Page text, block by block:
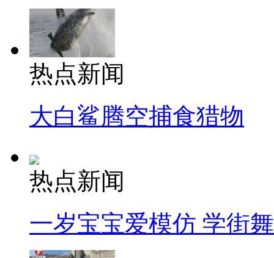
热点新闻
大白鲨腾空捕食猎物
热点新闻
一岁宝宝爱模仿 学街